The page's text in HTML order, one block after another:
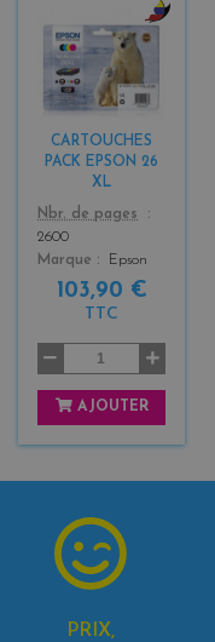
CARTOUCHES
PACK EPSON 26
XL
Color
b
a
c
k
+
Nbr. de pages
2600
Marque
Epson
103,90 €
TTC
AJOUTER
PRIX,